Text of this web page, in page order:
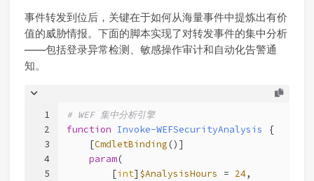
事件转发到位后，关键在于如何从海量事件中提炼出有价
值的威胁情报。下面的脚本实现了对转发事件的集中分析
——包括登录异常检测、敏感操作审计和自动化告警通
知。
1
2
3
4
5
# WEF 集中分析引擎
function Invoke-WEFSecurityAnalysis {
[CmdletBinding ()]
param(
        [
int] $AnalysisHours = 24,